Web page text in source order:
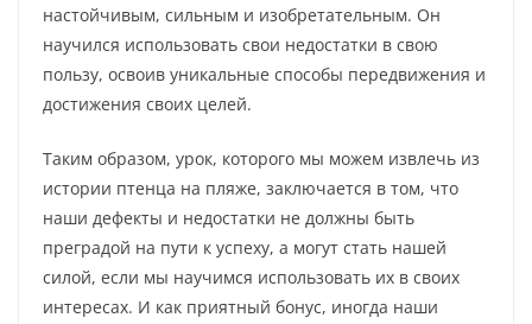
настойчивым, сильным и изобретательным. Он
научился использовать свои недостатки в свою
пользу, освоив уникальные способы передвижения и
достижения своих целей.
Таким образом, урок, которого мы можем извлечь из
истории птенца на пляже, заключается в том, что
наши дефекты и недостатки не должны быть
преградой на пути к успеху, а могут стать нашей
силой, если мы научимся использовать их в своих
интересах. И как приятный бонус, иногда наши